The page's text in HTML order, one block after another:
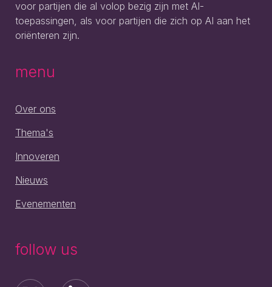
voor partijen die al volop bezig zijn met AI-
toepassingen, als voor partijen die zich op AI aan het
oriënteren zijn.
menu
Over ons
Thema's
Innoveren
Nieuws
Evenementen
follow us